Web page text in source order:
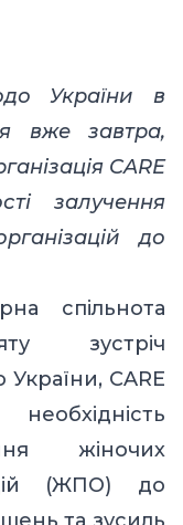
України в
вже завтра,
CARE
залучення
до
спільнота
зустріч
CARE
жіночих
(ЖПО) до